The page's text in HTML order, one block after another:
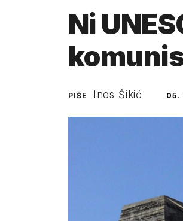
Ni
PIŠE Ines Šikić 05.